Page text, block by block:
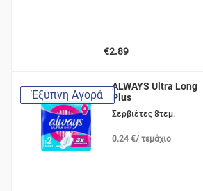
€2.89
Έξυπνη Αγορά
ALWAYS Ultra Long
Plus
Σερβιέτες 8τεμ.
0.24 €/ τεμάχιο